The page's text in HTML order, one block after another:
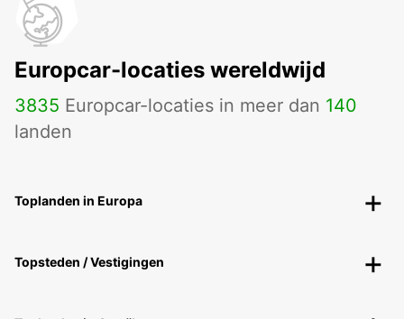
Europcar-locaties wereldwijd
3835 Europcar-locaties in meer dan 140
landen
Toplanden in Europa
Topsteden / Vestigingen